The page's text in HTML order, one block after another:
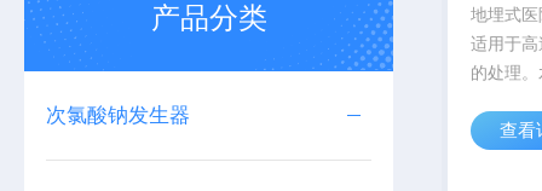
产品分类
次氯酸钠发生器
地埋式
适用于
的处理
水的处理
查看